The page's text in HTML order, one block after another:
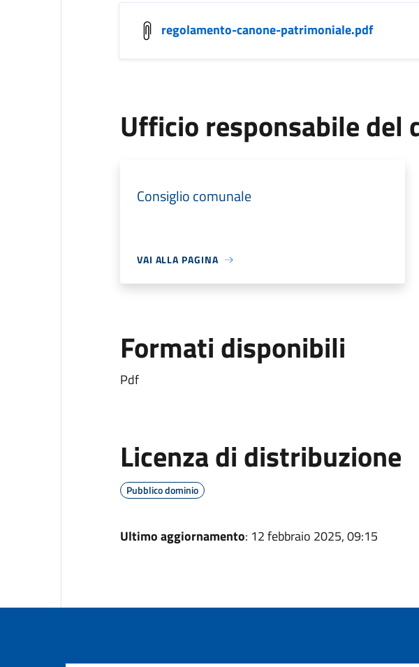
regolamento-canone-patrimoniale.pdf
Ufficio responsabile del
Consiglio comunale
VAI ALLA PAGINA
Formati disponibili
Pdf
Licenza di distribuzione
Pubblico dominio
Ultimo aggiornamento: 12 febbraio 2025, 09:15